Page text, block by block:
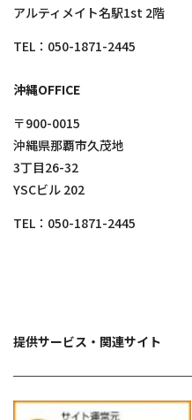
アルティメイト名駅1st 2階
TEL： 050-1871-2445
沖縄OFFICE
〒900-0015
沖縄県那覇市久茂地
3丁目26-32
YSCビル 202
TEL： 050-1871-2445
提供サービス・関連サイト